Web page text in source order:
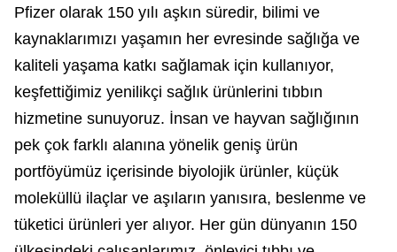
Pfizer olarak 150 yılı aşkın süredir, bilimi ve
kaynaklarımızı yaşamın her evresinde sağlığa ve
kaliteli yaşama katkı sağlamak için kullanıyor,
keşfettiğimiz yenilikçi sağlık ürünlerini tıbbın
hizmetine sunuyoruz. İnsan ve hayvan sağlığının
pek çok farklı alanına yönelik geniş ürün
portföyümüz içerisinde biyolojik ürünler, küçük
moleküllü ilaçlar ve aşıların yanısıra, beslenme ve
tüketici ürünleri yer alıyor. Her gün dünyanın 150